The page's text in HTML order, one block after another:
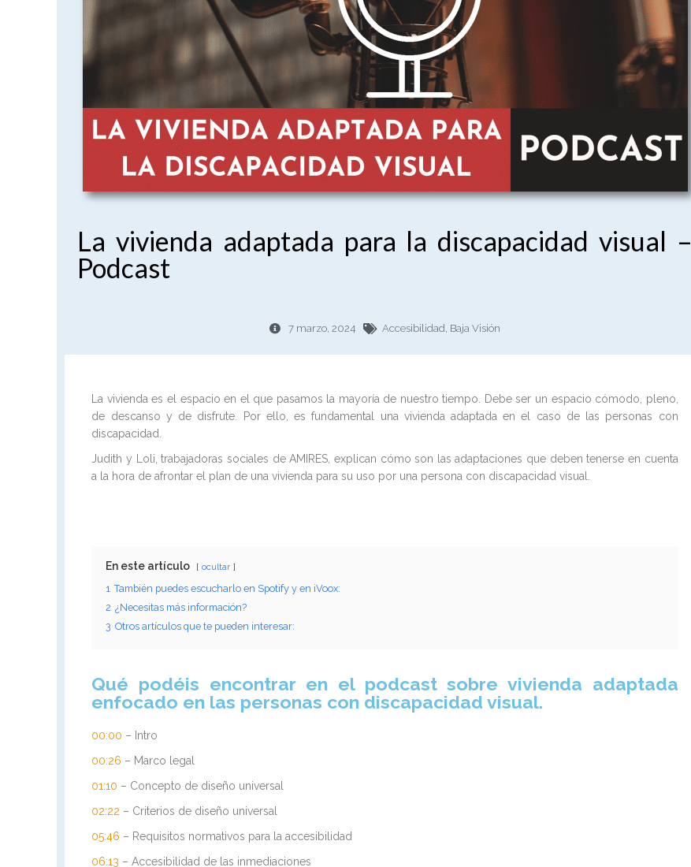
La vivienda adaptada para la discapacidad visual –
Podcast
7 marzo, 2024 Accesibilidad, Baja Visión
La vivienda es el espacio en el que pasamos la mayoría de nuestro tiempo. Debe ser un espacio cómodo, pleno,
de descanso y de disfrute. Por ello, es fundamental una vivienda adaptada en el caso de las personas con
discapacidad.
Judith y Loli, trabajadoras sociales de AMIRES, explican cómo son las adaptaciones que deben tenerse en cuenta
a la hora de afrontar el plan de una vivienda para su uso por una persona con discapacidad visual.
En este artículo ocultar
1 También puedes escucharlo en Spotify y en iVoox:
2 ¿Necesitas más información?
3 Otros artículos que te pueden interesar:
Qué podéis encontrar en el podcast sobre vivienda adaptada
enfocado en las personas con discapacidad visual.
00:00 – Intro
00:26 – Marco legal
01:10 – Concepto de diseño universal
02:22 – Criterios de diseño universal
05:46 – Requisitos normativos para la accesibilidad
06:13 – Accesibilidad de las inmediaciones